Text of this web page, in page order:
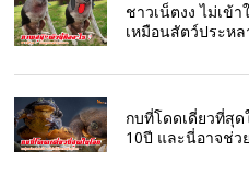
ชาวเน็ตงง ไม่เข้
เหมือนสัตว์ประหล
กบที่โดดเดี่ยวที่สุ
10ปี และนี่อาจช่ว